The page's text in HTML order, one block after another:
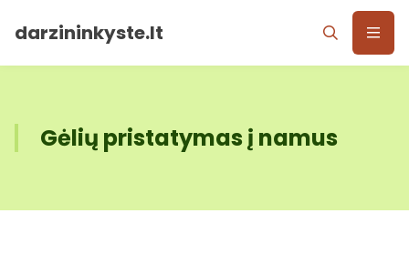
darzininkyste.lt
Gėlių pristatymas į namus